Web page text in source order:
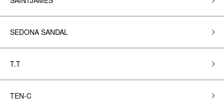
SEDONA SANDAL
T.T
TEN-C